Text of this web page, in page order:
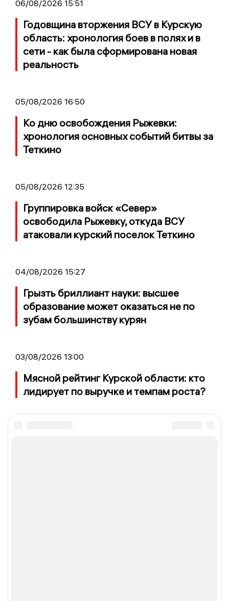
06/08/2026 15:51
Годовщина вторжения ВСУ в Курскую
область: хронология боев в полях и в
сети - как была сформирована новая
реальность
05/08/2026 16:50
Ко дню освобождения Рыжевки:
хронология основных событий битвы за
Теткино
05/08/2026 12:35
Группировка войск «Север»
освободила Рыжевку, откуда ВСУ
атаковали курский поселок Теткино
04/08/2026 15:27
Грызть бриллиант науки: высшее
образование может оказаться не по
зубам большинству курян
03/08/2026 13:00
Мясной рейтинг Курской области: кто
лидирует по выручке и темпам роста?